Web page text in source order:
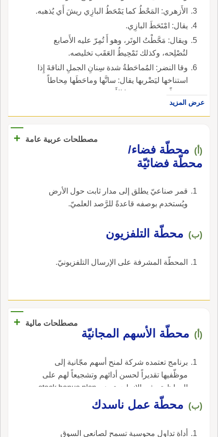
الأَزهري: المَحْطُ كما يَمْحَطُ البازِي ريشَ أَي يُذهبه.
يقال: امْتَحَطَ البازِي.
ويقال: مَحَّطْتُ الوتَر، وهو أَ تُمِرّ عليه الأَصابع
لتُصْلِحه، وكذلك تَمْحِيطُ العَقَب تخليصه.
وقا النضر: المُماحَطةُ شدة سِنانِ الجملِ الناقةَ إِذا
استناخها ليَضْربها يقال: سانَّها وماحَطَها مِحاطاً
شديداً حتى ضرب بها الأَرض.
عرض المزيد
مصطلحات عربية عامة +
(أ) محطّة فضاء/
محطّة فضائيّة
قمر صناعيّ يطلق إلى مدار ثابت حول الأرض
ويُستخدم بوصفه قاعدةً للرَّصد العلميّ.
(ب) محطّة التلفزيون
المحطّة المشرفة على الإرسال التلفزيونيّ.
مصطلحات مالية +
(أ) محطّة الأسهم المجانيّة
برنامج تعتمده شركة لمنح أسهم مجّانية إلى
موظّفيها تقديراً لحسن أدائهم وتشجيعاً لهم على
المواظبة ، في الإنجليزية، هي stock bonus plsn.
(ب) محطّة عمل ناسدك
أداة تداول محوسبة تسمح لصانعي السوق